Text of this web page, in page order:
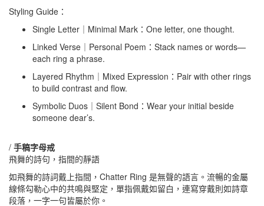
Styling Guide：
Single Letter｜Minimal Mark：One letter, one thought.
Linked Verse｜Personal Poem：Stack names or words—
each ring a phrase.
Layered Rhythm｜Mixed Expression：Pair with other rings
to build contrast and flow.
Symbolic Duos｜Silent Bond：Wear your initial beside
someone dear’s.
/ 手稿字母戒
飛舞的詩句，指間的靜語
如飛舞的詩詞戴上指間，Chatter Ring 是無聲的語言。流暢的金屬
線條勾勒心中的共鳴與堅定，單指佩戴如留白，連寫穿戴則如詩章
段落，一字一句皆屬於你。